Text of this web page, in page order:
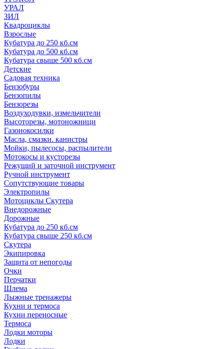
УРАЛ
ЗИЛ
Квадроциклы
Взрослые
Кубатура до 250 кб.см
Кубатура до 500 кб.см
Кубатура свыше 500 кб.см
Детские
Садовая техника
Бензобуры
Бензопилы
Бензорезы
Воздуходувки, измельчители
Высоторезы, мотоножници
Газонокосилки
Масла, смазки. канистры
Мойки, пылесосы, распылители
Мотокосы и кусторезы
Режущий и заточной инструмент
Ручной инструмент
Сопутствующие товары
Электропилы
Мотоциклы Скутера
Внедорожные
Дорожные
Кубатура до 250 кб.см
Кубатура свыше 250 кб.см
Скутера
Экипировка
Защита от непогоды
Очки
Перчатки
Шлема
Лыжные тренажеры
Кухни и термоса
Кухни переносные
Термоса
Лодки моторы
Лодки